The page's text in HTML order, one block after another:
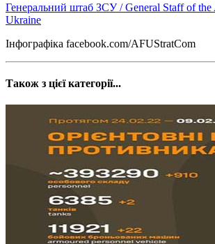
Генеральний штаб ЗСУ / General Staff of the
Ukraine
Інфографіка facebook.com/AFUStratCom
Також з цієї категорії...